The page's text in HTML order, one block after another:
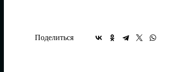
Поделиться